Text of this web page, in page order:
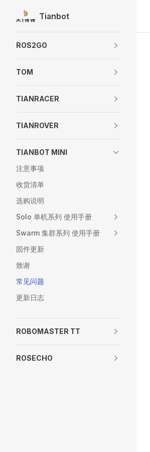
Skip to content
Tianbot
ROS2GO
TOM
TIANRACER
TIANROVER
TIANBOT MINI
注意事项
收货清单
选购说明
Solo 单机系列 使用手册
Swarm 集群系列 使用手册
固件更新
致谢
常见问题
更新日志
ROBOMASTER TT
ROSECHO